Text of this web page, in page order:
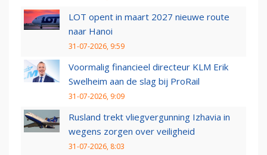
LOT opent in maart 2027 nieuwe route
naar Hanoi
31-07-2026, 9:59
Voormalig financieel directeur KLM Erik
Swelheim aan de slag bij ProRail
31-07-2026, 9:09
Rusland trekt vliegvergunning Izhavia in
wegens zorgen over veiligheid
31-07-2026, 8:03